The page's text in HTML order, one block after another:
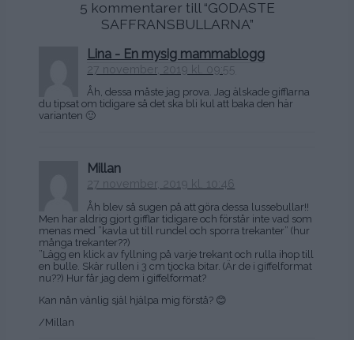
5 kommentarer till “GODASTE
SAFFRANSBULLARNA”
Lina - En mysig mammablogg
27 november, 2019 kl. 09:55
Åh, dessa måste jag prova. Jag älskade gifflarna
du tipsat om tidigare så det ska bli kul att baka den här
varianten 🙂
Millan
27 november, 2019 kl. 10:46
Åh blev så sugen på att göra dessa lussebullar!!
Men har aldrig gjort gifflar tidigare och förstår inte vad som
menas med ”kavla ut till rundel och sporra trekanter” (hur
många trekanter??)
”Lägg en klick av fyllning på varje trekant och rulla ihop till
en bulle. Skär rullen i 3 cm tjocka bitar. (Är de i giffelformat
nu??) Hur får jag dem i giffelformat?
Kan nån vänlig själ hjälpa mig förstå? 😊
/Millan